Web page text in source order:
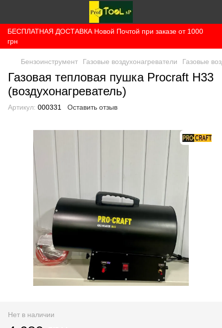
БЕСПЛАТНАЯ ДОСТАВКА Новой Почтой при заказе от 1000
грн
Бензоинструмент Газовые воздухонагреватели Газовые
Газовая тепловая пушка Procraft H33
(воздухонагреватель)
Артикул: 000331 Оставить отзыв
Нет в наличии